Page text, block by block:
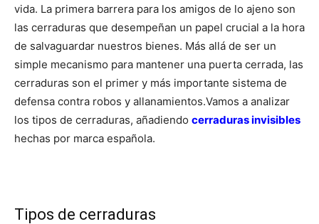
vida. La primera barrera para los amigos de lo ajeno son
las cerraduras que desempeñan un papel crucial a la hora
de salvaguardar nuestros bienes. Más allá de ser un
simple mecanismo para mantener una puerta cerrada, las
cerraduras son el primer y más importante sistema de
defensa contra robos y allanamientos.Vamos a analizar
los tipos de cerraduras, añadiendo cerraduras invisibles
hechas por marca española.
Tipos de cerraduras